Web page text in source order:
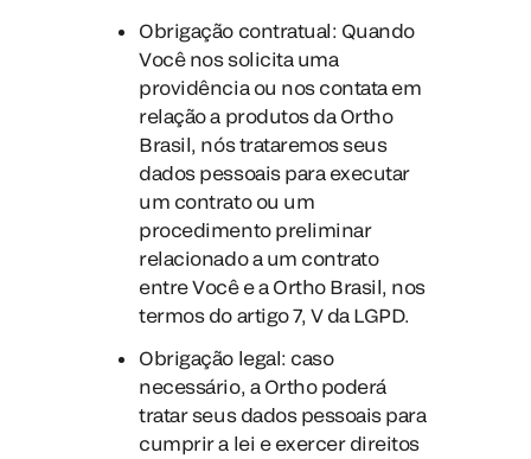
Obrigação contratual: Quando
Você nos solicita uma
providência ou nos contata em
relação a produtos da Ortho
Brasil, nós trataremos seus
dados pessoais para executar
um contrato ou um
procedimento preliminar
relacionado a um contrato
entre Você e a Ortho Brasil, nos
termos do artigo 7, V da LGPD.
Obrigação legal: caso
necessário, a Ortho poderá
tratar seus dados pessoais para
cumprir a lei e exercer direitos